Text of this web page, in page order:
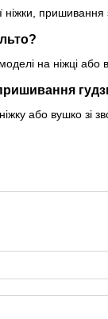
пришивання
на ніжці або
або вушко зі